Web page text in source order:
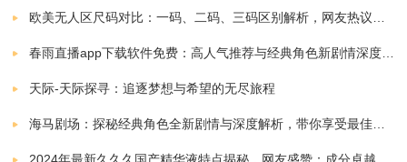
滩上踢球，不同的环境带来全新的挑战。
*激情四射的背景音乐，让你沉浸在比赛的氛围中，倍感
兴奋。
天际-天际探寻：追逐梦想与希望的无尽旅程